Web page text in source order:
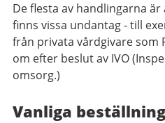
De flesta av handlingarna
finns vissa undantag - till
från privata vårdgivare som
om efter beslut av IVO
omsorg.)
Vanliga